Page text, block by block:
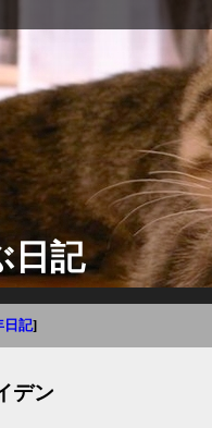
日記
日記]
デン